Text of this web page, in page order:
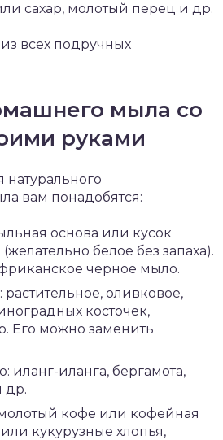
сахар, молотый перец и др.
всех подручных
мыла со
руками
вам понадобятся:
основа или кусок
белое без запаха).
черное мыло.
растительное, оливковое,
косточек,
Его можно заменить
иланг-иланга, бергамота,
др.
кофе или кофейная
кукурузные хлопья,